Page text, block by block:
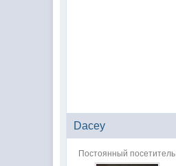
Dacey
Постоянный посетитель